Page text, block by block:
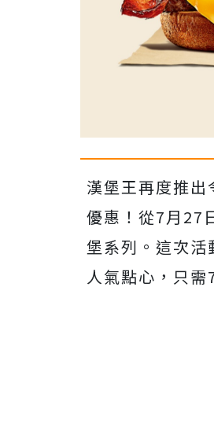
漢堡王再度推
優惠！從7月27
堡系列。這次
人氣點心，只需